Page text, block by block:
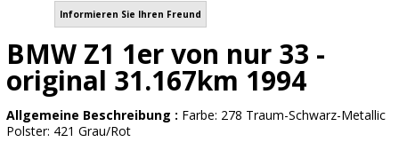
Informieren Sie Ihren Freund
BMW Z1 1er von nur 33 -
original 31.167km 1994
Allgemeine Beschreibung : Farbe: 278 Traum-Schwarz-Metallic
Polster: 421 Grau/Rot